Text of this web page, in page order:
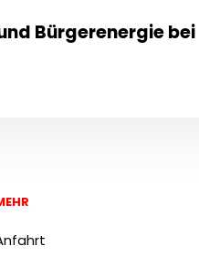
Bürgerenergie bei